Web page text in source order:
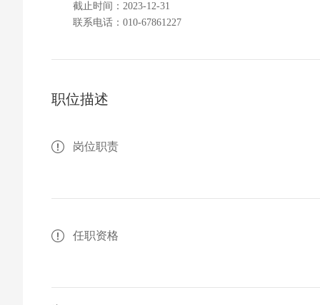
截止时间：2023-12-31
联系电话：010-67861227
职位描述
岗位职责
任职资格